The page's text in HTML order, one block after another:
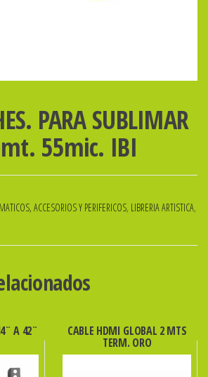
PARA SUBLIMAR
55mic. IBI
ACCESORIOS Y PERIFERICOS, LIBRERIA ARTISTICA,
A 42¨ CABLE HDMI GLOBAL 2 MTS
TERM. ORO